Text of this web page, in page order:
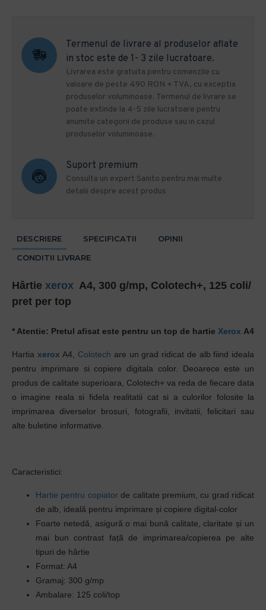
Termenul de livrare al produselor aflate
in stoc este de 1- 3 zile lucratoare.
Livrarea este gratuita pentru comenzile cu
valoare de peste 490 RON + TVA, cu exceptia
produselor voluminoase. Termenul de livrare se
poate extinde la 4-5 zile lucratoare pentru
anumite categorii de produse sau in cazul
produselor voluminoase.
Suport premium
Consulta un expert Sanito pentru mai multe
detalii despre acest produs
DESCRIERE SPECIFICATII
OPINII
CONDITII LIVRARE
Hârtie xerox A4, 300 g/mp, Colotech+, 125 coli/
pret per top
* Atentie: Pretul afisat este pentru un top de hartie Xerox A4
Hartia xerox A4, Colotech are un grad ridicat de alb fiind ideala
pentru imprimare si copiere digitala color. Deoarece este un
produs de calitate superioara, Colotech+ va reda de fiecare data
o imagine reala si fidela realitatii cat si a culorilor folosite la
imprimarea diverselor brosuri, fotografii, invitatii, felicitari sau
alte buletine informative.
Caracteristici:
Hartie pentru copiator de calitate premium, cu grad ridicat
de alb, ideală pentru imprimare și copiere digital-color
Foarte netedă, asigură o mai bună calitate, claritate și un
mai bun contrast față de imprimarea/copierea pe alte
tipuri de hârtie
Format: A4
Gramaj: 300 g/mp
Ambalare: 125 coli/top